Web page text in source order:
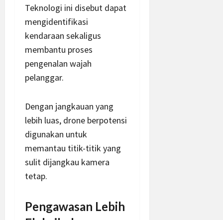
Teknologi ini disebut dapat
mengidentifikasi
kendaraan sekaligus
membantu proses
pengenalan wajah
pelanggar.
Dengan jangkauan yang
lebih luas, drone berpotensi
digunakan untuk
memantau titik-titik yang
sulit dijangkau kamera
tetap.
Pengawasan Lebih